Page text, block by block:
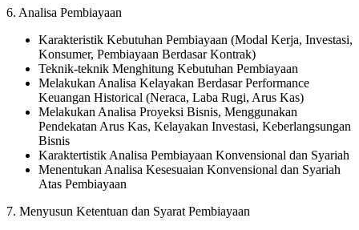
6. Analisa Pembiayaan
Karakteristik Kebutuhan Pembiayaan (Modal Kerja, Investasi,
Konsumer, Pembiayaan Berdasar Kontrak)
Teknik-teknik Menghitung Kebutuhan Pembiayaan
Melakukan Analisa Kelayakan Berdasar Performance
Keuangan Historical (Neraca, Laba Rugi, Arus Kas)
Melakukan Analisa Proyeksi Bisnis, Menggunakan
Pendekatan Arus Kas, Kelayakan Investasi, Keberlangsungan
Bisnis
Karaktertistik Analisa Pembiayaan Konvensional dan Syariah
Menentukan Analisa Kesesuaian Konvensional dan Syariah
Atas Pembiayaan
7. Menyusun Ketentuan dan Syarat Pembiayaan